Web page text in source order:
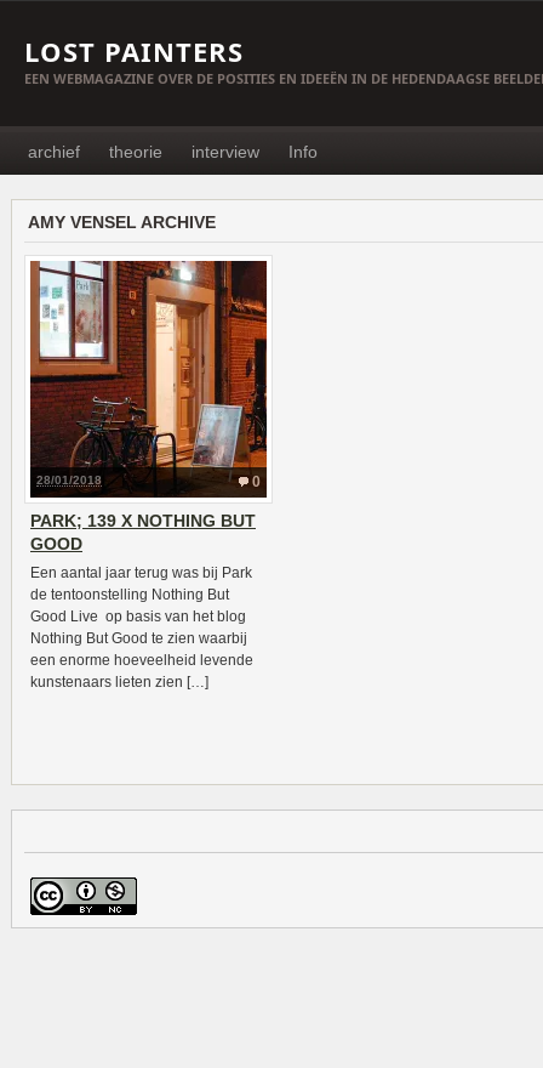
LOST PAINTERS
EEN WEBMAGAZINE OVER DE POSITIES EN IDEEËN IN DE HEDENDAAGSE
archief theorie interview Info
AMY VENSEL ARCHIVE
0
28/01/2018
PARK; 139 X NOTHING BUT
GOOD
Een aantal jaar terug was bij Park
de tentoonstelling Nothing But
Good Live op basis van het blog
Nothing But Good te zien waarbij
een enorme hoeveelheid levende
kunstenaars lieten zien […]